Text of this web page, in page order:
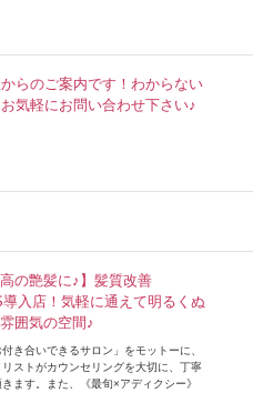
らのご案内です！わからない
気軽にお問い合わせ下さい♪
高の艶髪に♪】髪質改善
入店！気軽に通えて明るくぬ
囲気の空間♪
付き合いできるサロン」をモットーに、
ストがカウンセリングを大切に、丁寧
ます。また、《最旬×アディクシー》